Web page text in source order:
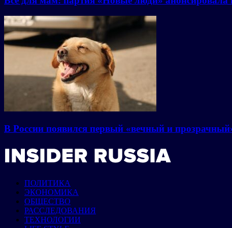
В России появился первый «вечный и
ПОЛИТИКА
ЭКОНОМИКА
ОБЩЕСТВО
РАССЛЕДОВАНИЯ
ТЕХНОЛОГИИ